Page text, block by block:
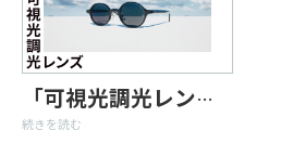
「可視光調光レンズ」期間限定20%OFF開催中！
続きを読む